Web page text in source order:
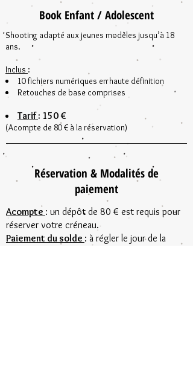
Book Enfant / Adolescent
Shooting adapté aux jeunes modèles jusqu’à 18
ans.
Inclus :
10 fichiers numériques en haute définition
Retouches de base comprises
Tarif: 150 €
(Acompte de 80 € à la réservation)
Réservation & Modalités de
paiement
Acompte : un dépôt de 80 € est requis pour
réserver votre créneau.
Paiement du solde : à régler le jour de la